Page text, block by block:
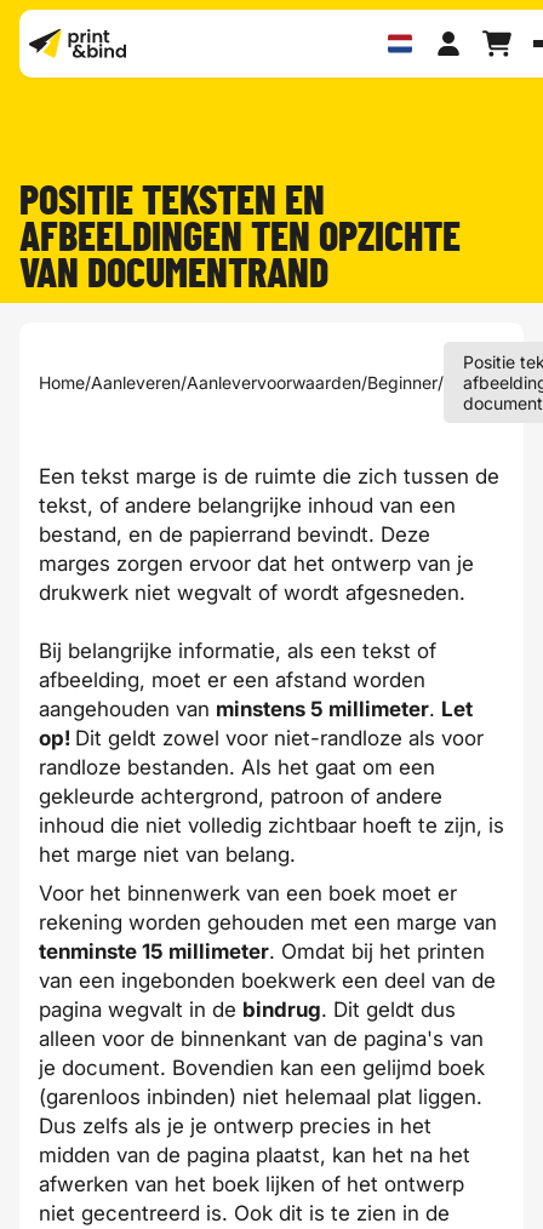
POSITIE TEKSTEN EN
AFBEELDINGEN TEN OPZICHTE
VAN DOCUMENTRAND
Home/Aanleveren/Aanlevervoorwaarden/Beginner/
Positie
Een tekst marge is de ruimte die zich tussen de
tekst, of andere belangrijke inhoud van een
bestand, en de papierrand bevindt. Deze
marges zorgen ervoor dat het ontwerp van je
drukwerk niet wegvalt of wordt afgesneden.
Bij belangrijke informatie, als een tekst of
afbeelding, moet er een afstand worden
aangehouden van minstens 5 millimeter. Let
op! Dit geldt zowel voor niet-randloze als voor
randloze bestanden. Als het gaat om een
gekleurde achtergrond, patroon of andere
inhoud die niet volledig zichtbaar hoeft te zijn, is
het marge niet van belang.
Voor het binnenwerk van een boek moet er
rekening worden gehouden met een marge van
tenminste 15 millimeter. Omdat bij het printen
van een ingebonden boekwerk een deel van de
pagina wegvalt in de bindrug. Dit geldt dus
alleen voor de binnenkant van de pagina's van
je document. Bovendien kan een gelijmd boek
(garenloos inbinden) niet helemaal plat liggen.
Dus zelfs als je je ontwerp precies in het
midden van de pagina plaatst, kan het na het
afwerken van het boek lijken of het ontwerp
niet gecentreerd is. Ook dit is te zien in de